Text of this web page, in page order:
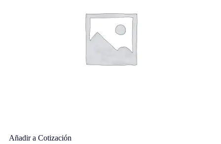
Añadir a Cotización